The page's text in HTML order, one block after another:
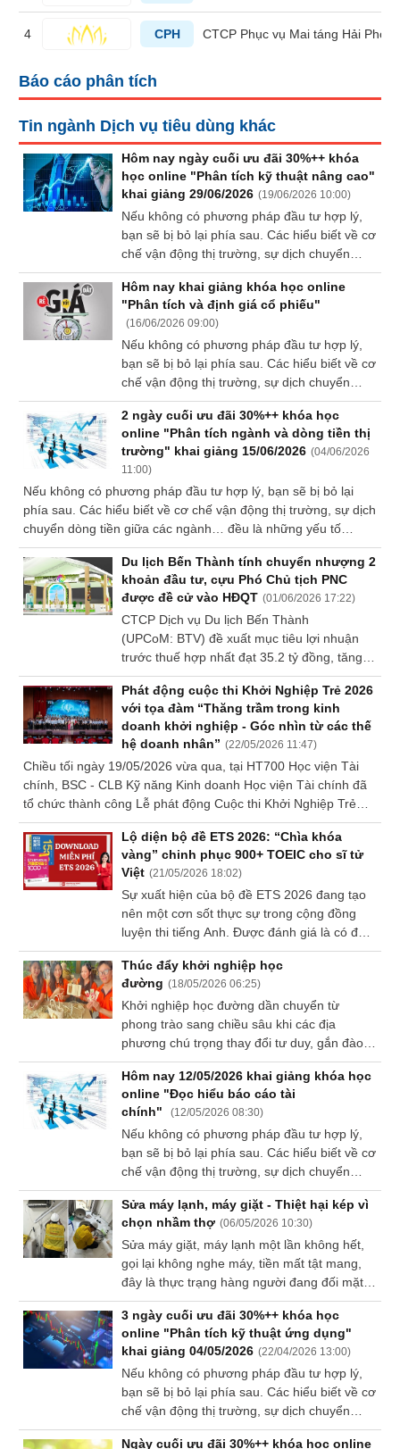
liệu
thị
4 CPH CTCP Phục vụ Mai táng Hải
Báo cáo phân tích
Tin ngành Dịch vụ tiêu dùng khác
Hôm nay ngày cuối ưu đãi 30%++ khóa
học online "Phân tích kỹ thuật nâng cao"
khai giảng 29/06/2026 (19/06/2026 10:00)
Nếu không có phương pháp đầu tư hợp lý,
bạn sẽ bị bỏ lại phía sau. Các hiểu biết về cơ
chế vận động thị trường, sự dịch chuyển
dòng tiền giữa các ngành… đều là những
yếu tố không thể thiếu trong hành trình đi
đến thành công.
Hôm nay khai giảng khóa học online
"Phân tích và định giá cổ phiếu"
(16/06/2026 09:00)
Nếu không có phương pháp đầu tư hợp lý,
bạn sẽ bị bỏ lại phía sau. Các hiểu biết về cơ
chế vận động thị trường, sự dịch chuyển
dòng tiền giữa các ngành… đều là những
yếu tố không thể thiếu trong hành trình đi
đến thành công.
2 ngày cuối ưu đãi 30%++ khóa học
online "Phân tích ngành và dòng tiền thị
trường" khai giảng 15/06/2026 (04/06/2026
11:00)
Nếu không có phương pháp đầu tư hợp lý, bạn sẽ bị bỏ lại
phía sau. Các hiểu biết về cơ chế vận động thị trường, sự dịch
chuyển dòng tiền giữa các ngành… đều là những yếu tố
không thể thiếu trong hành trình đi đến thành công.
Du lịch Bến Thành tính chuyển nhượng 2
khoản đầu tư, cựu Phó Chủ tịch PNC
được đề cử vào HĐQT (01/06/2026 17:22)
CTCP Dịch vụ Du lịch Bến Thành
(UPCoM: BTV) đề xuất mục tiêu lợi nhuận
trước thuế hợp nhất đạt 35.2 tỷ đồng, tăng
3% so với năm trước; tìm kiếm đối tác hoặc
chuyển nhượng vốn tại hai dự án lớn là Khu
Du lịch Vinh Sang và căn hộ 93 Lò Đúc.
Đồng thời, đại hội sẽ xem xét phương án
nhân sự mới sau khi bà Đặng Thị Thi Thanh
nộp đơn từ nhiệm Chủ tịch HĐQT.
Phát động cuộc thi Khởi Nghiệp Trẻ 2026
với tọa đàm “Thăng trầm trong kinh
doanh khởi nghiệp - Góc nhìn từ các thế
hệ doanh nhân” (22/05/2026 11:47)
Chiều tối ngày 19/05/2026 vừa qua, tại HT700 Học viện Tài
chính, BSC - CLB Kỹ năng Kinh doanh Học viện Tài chính đã
tổ chức thành công Lễ phát động Cuộc thi Khởi Nghiệp Trẻ
2026 và buổi tọa đàm với chủ đề “Thăng trầm trong kinh
doanh khởi nghiệp - Góc nhìn từ các thế hệ doanh nhân”. Sự
diễn ra bùng nổ của Lễ phát động đã in đậm bước chân đầu
tiên của chặng đường mới - mùa thứ 10 của cuộc thi với chủ
đề: “Chuyển đổi kép kiến tạo kỷ nguyên đa chiều”.
Lộ diện bộ đề ETS 2026: “Chìa khóa
vàng” chinh phục 900+ TOEIC cho sĩ tử
Việt (21/05/2026 18:02)
Sự xuất hiện của bộ đề ETS 2026 đang tạo
nên một cơn sốt thực sự trong cộng đồng
luyện thi tiếng Anh. Được đánh giá là có độ
khó tiệm cận hoàn toàn với đề thi thật năm
nay, bộ đề này chính là tài liệu không thể
thiếu cho bất kỳ ai muốn bứt phá điểm số
nhanh chóng.
Thúc đẩy khởi nghiệp học
đường (18/05/2026 06:25)
Khởi nghiệp học đường dần chuyển từ
phong trào sang chiều sâu khi các địa
phương chú trọng thay đổi tư duy, gắn đào
tạo với thực tiễn.
Hôm nay 12/05/2026 khai giảng khóa học
online "Đọc hiểu báo cáo tài
chính"
(12/05/2026 08:30)
Nếu không có phương pháp đầu tư hợp lý,
bạn sẽ bị bỏ lại phía sau. Các hiểu biết về cơ
chế vận động thị trường, sự dịch chuyển
dòng tiền giữa các ngành… đều là những
yếu tố không thể thiếu trong hành trình đi
đến thành công.
Sửa máy lạnh, máy giặt - Thiệt hại kép vì
chọn nhầm thợ (06/05/2026 10:30)
Sửa máy giặt, máy lạnh một lần không hết,
gọi lại không nghe máy, tiền mất tật mang,
đây là thực trạng hàng người đang đối mặt
khi máy lạnh, máy giặt hỏng hóc. Vấn đề
không chỉ nằm ở thiết bị, mà ở chỗ thị
trường sửa điện lạnh đang bị thả nổi, thiếu
kiểm soát chất lượng nghiêm trọng.
3 ngày cuối ưu đãi 30%++ khóa học
online "Phân tích kỹ thuật ứng dụng"
khai giảng 04/05/2026 (22/04/2026 13:00)
Nếu không có phương pháp đầu tư hợp lý,
bạn sẽ bị bỏ lại phía sau. Các hiểu biết về cơ
chế vận động thị trường, sự dịch chuyển
dòng tiền giữa các ngành… đều là những
Ngày cuối ưu đãi 30%++ khóa học online
TIÊU
DÙNG
KHÔNG
THIẾT
YẾU
THIẾT
YẾU
SÓC
SỨC
KHỎE
CHÍNH
THÔNG
TIN
DỊCH
TRUYỀN
THÔNG
ÍCH
SẢN
Tất cả Cổ phiếu Chỉ số Chứng chỉ quỹ
(-)
Tất cả Người nội bộ Người liên quan Cổ đông lớn